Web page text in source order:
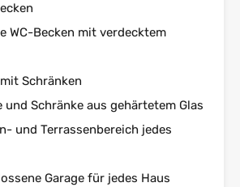
WC-Becken mit verdecktem
Schränken
und Schränke aus gehärtetem Glas
und Terrassenbereich jedes
Garage für jedes Haus